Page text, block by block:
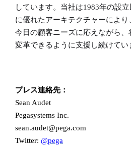
しています。当社は1983年の設
に優れたアーキテクチャーによ
今日の顧客ニーズに応えながら、
変革できるように支援し続けてい
プレス連絡先：
Sean Audet
Pegasystems Inc.
sean.audet@pega.com
Twitter: @pega